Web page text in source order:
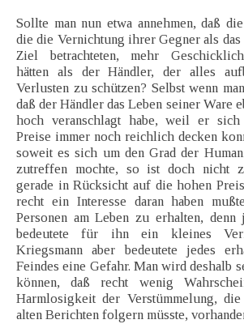
Sollte man nun etwa annehmen, daß
die die Vernichtung ihrer Gegner als das
Ziel betrachteten, mehr
hätten als der Händler, der alles
Verlusten zu schützen? Selbst wenn
daß der Händler das Leben seiner Ware
hoch veranschlagt habe, weil er
Preise immer noch reichlich decken
soweit es sich um den Grad der
zutreffen mochte, so ist doch nicht
gerade in Rücksicht auf die hohen
recht ein Interesse daran haben
Personen am Leben zu erhalten, denn
bedeutete für ihn ein kleines
Kriegsmann aber bedeutete jedes
Feindes eine Gefahr. Man wird deshalb
können, daß recht wenig
Harmlosigkeit der Verstümmelung,
alten Berichten folgern müsste,